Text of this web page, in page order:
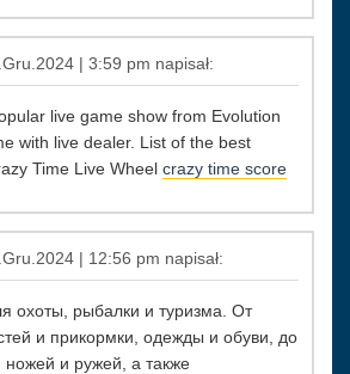
| 3:59 pm napisał:
live game show from Evolution
with live dealer. List of the best
Time Live Wheel crazy time score
| 12:56 pm napisał:
охоты, рыбалки и туризма. От
и прикормки, одежды и обуви, до
ножей и ружей, а также